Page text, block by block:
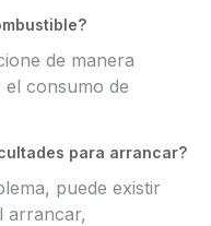
de manera
consumo de
para arrancar?
puede existir
arrancar,